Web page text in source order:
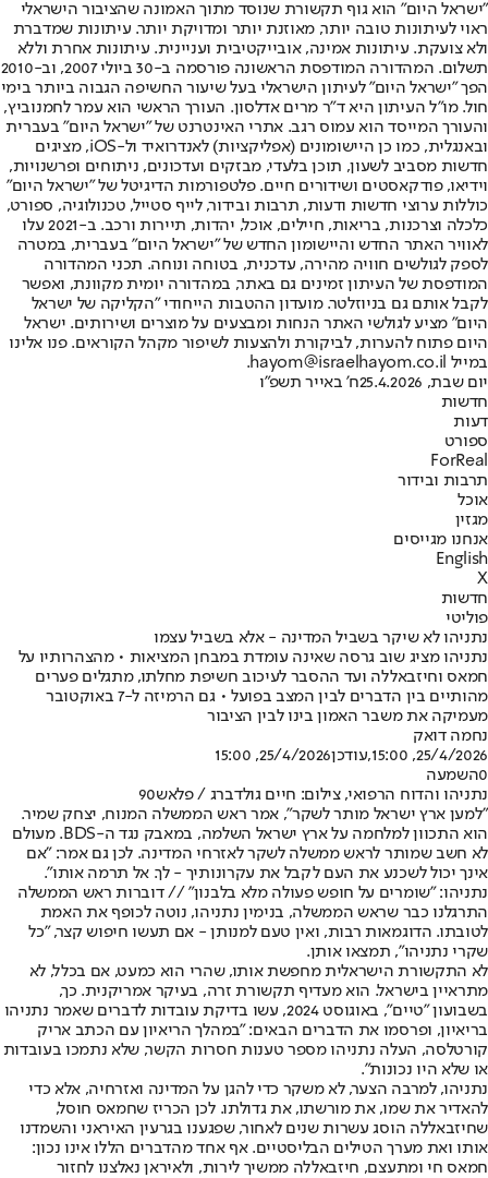
"ישראל היום" הוא גוף תקשורת שנוסד מתוך האמונה שהציבור הישראלי
ראוי לעיתונות טובה יותר, מאוזנת יותר ומדויקת יותר. עיתונות שמדברת
ולא צועקת. עיתונות אמינה, אובייקטיבית ועניינית. עיתונות אחרת וללא
תשלום. המהדורה המודפסת הראשונה פורסמה ב-30 ביולי 2007, וב-2010
הפך "ישראל היום" לעיתון הישראלי בעל שיעור החשיפה הגבוה ביותר בימי
חול. מו"ל העיתון היא ד"ר מרים אדלסון. העורך הראשי הוא עמר לחמנוביץ,
והעורך המייסד הוא עמוס רגב. אתרי האינטרנט של "ישראל היום" בעברית
ובאנגלית, כמו כן היישומונים (אפליקציות) לאנדרואיד ול-iOS, מציגים
חדשות מסביב לשעון, תוכן בלעדי, מבזקים ועדכונים, ניתוחים ופרשנויות,
וידיאו, פודקאסטים ושידורים חיים. פלטפורמות הדיגיטל של "ישראל היום"
כוללות ערוצי חדשות ודעות, תרבות ובידור, לייף סטייל, טכנולוגיה, ספורט,
כלכלה וצרכנות, בריאות, חיילים, אוכל, יהדות, תיירות ורכב. ב-2021 עלו
לאוויר האתר החדש והיישומון החדש של "ישראל היום" בעברית, במטרה
לספק לגולשים חוויה מהירה, עדכנית, בטוחה ונוחה. תכני המהדורה
המודפסת של העיתון זמינים גם באתר, במהדורה יומית מקוונת, ואפשר
לקבל אותם גם בניוזלטר. מועדון ההטבות הייחודי "הקליקה של ישראל
היום" מציע לגולשי האתר הנחות ומבצעים על מוצרים ושירותים. ישראל
היום פתוח להערות, לביקורת ולהצעות לשיפור מקהל הקוראים. פנו אלינו
במייל hayom@israelhayom.co.il.
יום שבת, 25.4.2026
ח' באייר תשפ"ו
חדשות
דעות
ספורט
ForReal
תרבות ובידור
אוכל
מגזין
אנחנו מגייסים
English
X
חדשות
פוליטי
נתניהו לא שיקר בשביל המדינה - אלא בשביל עצמו
נתניהו מציג שוב גרסה שאינה עומדת במבחן המציאות • מהצהרותיו על
חמאס וחיזבאללה ועד ההסבר לעיכוב חשיפת מחלתו, מתגלים פערים
מהותיים בין הדברים לבין המצב בפועל • גם הרמיזה ל-7 באוקטובר
מעמיקה את משבר האמון בינו לבין הציבור
נחמה דואק
25/4/2026, 15:00
,עודכן25/4/2026, 15:00
0השמעה
נתניהו והדוח הרפואי, צילום: חיים גולדברג / פלאש90
"למען ארץ ישראל מותר לשקר", אמר ראש הממשלה המנוח, יצחק שמיר.
הוא התכוון למלחמה על ארץ ישראל השלמה, במאבק נגד ה-BDS. מעולם
לא חשב שמותר לראש ממשלה לשקר לאזרחי המדינה. לכן גם אמר: "אם
אינך יכול לשכנע את העם לקבל את עקרונותיך - לך. אל תרמה אותו".
נתניהו: "שומרים על חופש פעולה מלא בלבנון" // דוברות ראש הממשלה
התרגלנו כבר שראש הממשלה, בנימין נתניהו, נוטה לכופף את האמת
לטובתו. הדוגמאות רבות, ואין טעם למנותן - אם תעשו חיפוש קצר, "כל
שקרי נתניהו", תמצאו אותן.
לא התקשורת הישראלית מחפשת אותו, שהרי הוא כמעט, אם בכלל, לא
מתראיין בישראל. הוא מעדיף תקשורת זרה, בעיקר אמריקנית. כך,
בשבועון "טיים", באוגוסט 2024, עשו בדיקת עובדות לדברים שאמר נתניהו
בריאיון, ופרסמו את הדברים הבאים: "במהלך הריאיון עם הכתב אריק
קורטלסה, העלה נתניהו מספר טענות חסרות הקשר, שלא נתמכו בעובדות
או שלא היו נכונות".
נתניהו, למרבה הצער, לא משקר כדי להגן על המדינה ואזרחיה, אלא כדי
להאדיר את שמו, את מורשתו, את גדולתו. לכן הכריז שחמאס חוסל,
שחיזבאללה הוסג עשרות שנים לאחור, שפגענו בגרעין האיראני והשמדנו
אותו ואת מערך הטילים הבליסטיים. אף אחד מהדברים הללו אינו נכון:
חמאס חי ומתעצם, חיזבאללה ממשיך לירות, ולאיראן נאלצנו לחזור